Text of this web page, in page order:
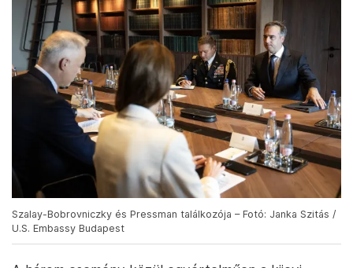
Szalay-Bobrovniczky és Pressman találkozója – Fotó: Janka Szitás /
U.S. Embassy Budapest